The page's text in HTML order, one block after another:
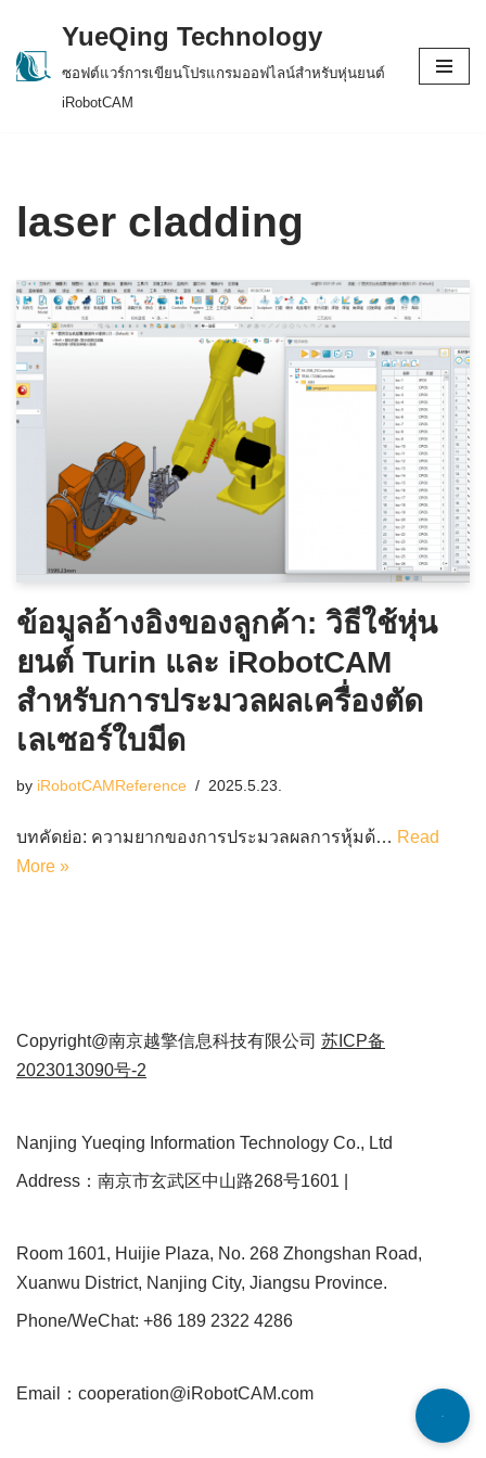
Skip
YueQing Technology
ซอฟต์แวร์การเขียนโปรแกรมออฟไลน์สำหรับหุ่นยนต์
iRobotCAM
laser cladding
ข้อมูลอ้างอิงของลูกค้า: วิธีใช้หุ่น
ยนต์ Turin และ iRobotCAM
สำหรับการประมวลผลเครื่องตัด
เลเซอร์ใบมีด
by iRobotCAMReference 2025.5.23.
บทคัดย่อ: ความยากของการประมวลผลการหุ้มด้… Read
More »
Copyright@南京越擎信息科技有限公司 苏ICP备
2023013090号-2
Nanjing Yueqing Information Technology Co., Ltd
Address：南京市玄武区中山路268号1601 |
Room 1601, Huijie Plaza, No. 268 Zhongshan Road,
Xuanwu District, Nanjing City, Jiangsu Province.
Phone/WeChat: +86 189 2322 4286
Email：cooperation@iRobotCAM.com